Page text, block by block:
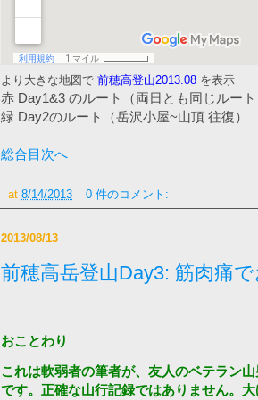
より大きな地図で 前穂高登山2013.08 を表示
赤 Day1&3 のルート（両日とも同じルー
緑 Day2のルート（岳沢小屋~山頂 往復）
総合目次へ
at 8/14/2013 0 件のコメント:
2013/08/13
前穂高岳登山Day3: 筋肉痛
おことわり
これは軟弱者の筆者が、友人のベテラン
です。正確な山行記録ではありません。